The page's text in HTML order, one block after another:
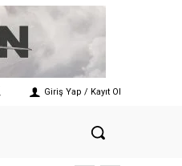
Giriş Yap / Kayıt Ol